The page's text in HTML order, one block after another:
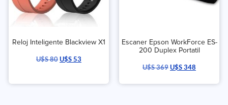
Reloj Inteligente Blackview X1
U$S80U$S53
Escaner Epson WorkForce ES-
200 Duplex Portatil
U$S369U$S348